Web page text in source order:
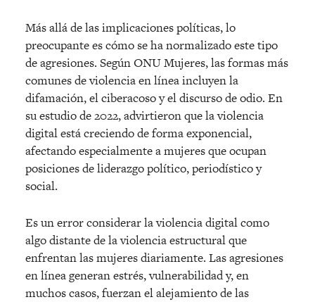
Más allá de las implicaciones políticas, lo
preocupante es cómo se ha normalizado este tipo
de agresiones. Según ONU Mujeres, las formas más
comunes de violencia en línea incluyen la
difamación, el ciberacoso y el discurso de odio. En
su estudio de 2022, advirtieron que la violencia
digital está creciendo de forma exponencial,
afectando especialmente a mujeres que ocupan
posiciones de liderazgo político, periodístico y
social.
Es un error considerar la violencia digital como
algo distante de la violencia estructural que
enfrentan las mujeres diariamente. Las agresiones
en línea generan estrés, vulnerabilidad y, en
muchos casos, fuerzan el alejamiento de las